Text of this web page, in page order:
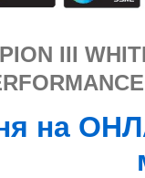
III
на